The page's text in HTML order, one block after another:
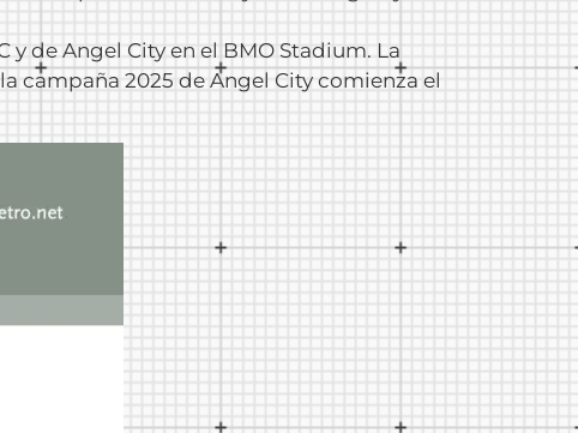
de Angel City en el BMO Stadium. La
campaña 2025 de Angel City comienza el